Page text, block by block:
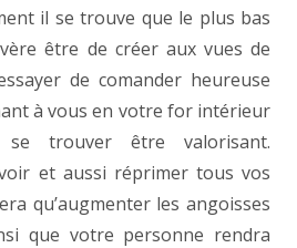
il se trouve que le plus bas
être de créer aux vues de
de comander heureuse
à vous en votre for intérieur
se trouver être valorisant.
et aussi réprimer tous vos
qu’augmenter les angoisses
que votre personne rendra